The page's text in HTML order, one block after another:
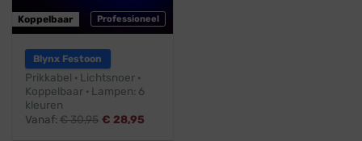
Professioneel
Koppelbaar
Blynx Festoon
Prikkabel · Lichtsnoer ·
Koppelbaar · Lampen: 6
kleuren
Vanaf:€30,95 € 28,95